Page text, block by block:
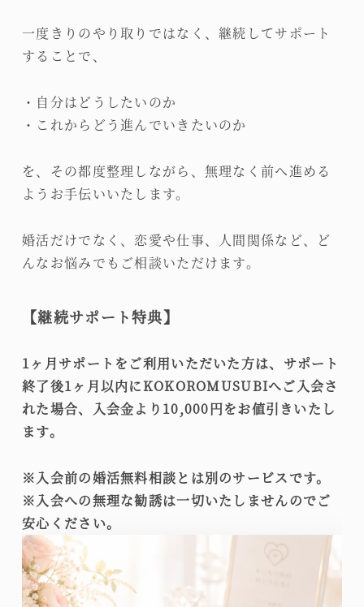
一度きりのやり取りではなく、継続してサポート
することで、
・自分はどうしたいのか
・これからどう進んでいきたいのか
を、その都度整理しながら、無理なく前へ進める
ようお手伝いいたします。
婚活だけでなく、恋愛や仕事、人間関係など、ど
んなお悩みでもご相談いただけます。
【継続サポート特典】
1ヶ月サポートをご利用いただいた方は、サポート
終了後1ヶ月以内にKOKOROMUSUBIへご入会さ
れた場合、入会金より10,000円をお値引きいたし
ます。
※入会前の婚活無料相談とは別のサービスです。
※入会への無理な勧誘は一切いたしませんのでご
安心ください。